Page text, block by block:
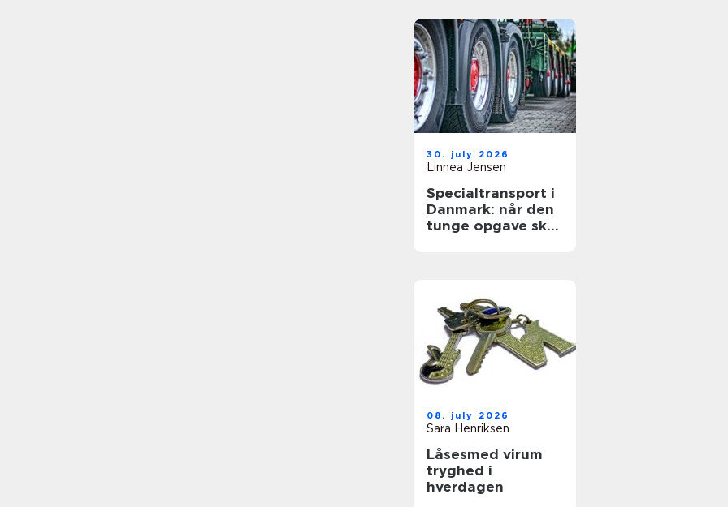
30. july 2026
Linnea Jensen
Specialtransport i
Danmark: når den
tunge opgave skal
08. july 2026
Sara Henriksen
Låsesmed virum
tryghed i
hverdagen